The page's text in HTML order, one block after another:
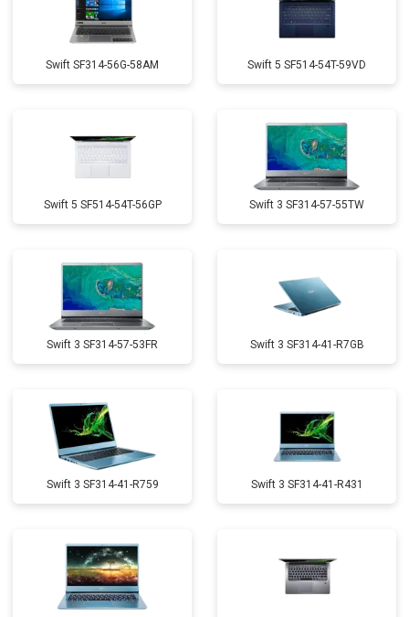
Swift SF314-56G-58AM Swift 5 SF514-54T-59VD
Swift 5 SF514-54T-56GP Swift 3 SF314-57-55TW
Swift 3 SF314-57-53FR Swift 3 SF314-41-R7GB
Swift 3 SF314-41-R759 Swift 3 SF314-41-R431